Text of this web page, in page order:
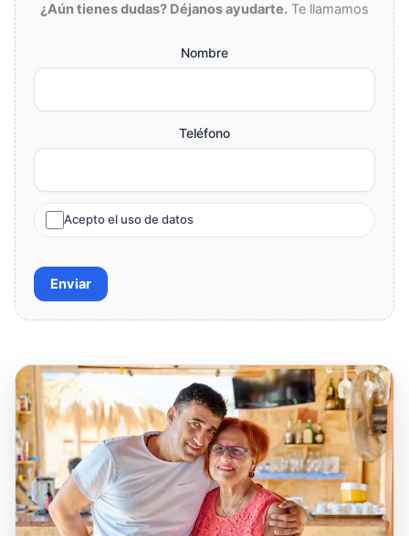
¿Aún tienes dudas? Déjanos ayudarte. Te llamamos
Nombre
Teléfono
Acepto el uso de datos
Enviar